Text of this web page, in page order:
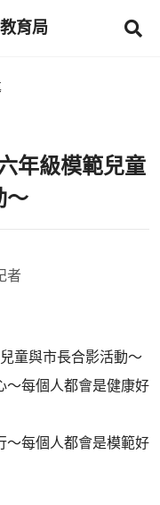
育局
年級模範兒童
～
者
童與市長合影活動～
～每個人都會是健康好
～每個人都會是模範好